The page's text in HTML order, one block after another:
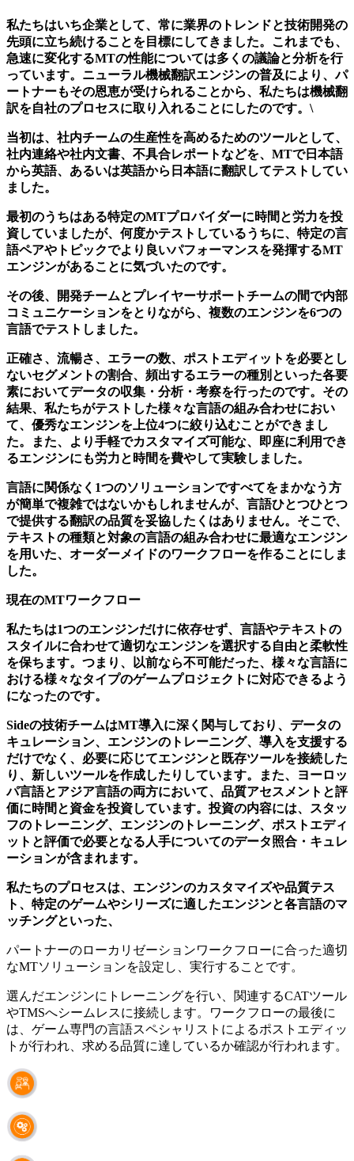
私たちはいち企業として、常に業界のトレンドと技術開発の
先頭に立ち続けることを目標にしてきました。これまでも、
急速に変化するMTの性能については多くの議論と分析を行
っています。ニューラル機械翻訳エンジンの普及により、パ
ートナーもその恩恵が受けられることから、私たちは機械翻
訳を自社のプロセスに取り入れることにしたのです。\
当初は、社内チームの生産性を高めるためのツールとして、
社内連絡や社内文書、不具合レポートなどを、MTで日本語
から英語、あるいは英語から日本語に翻訳してテストしてい
ました。
最初のうちはある特定のMTプロバイダーに時間と労力を投
資していましたが、何度かテストしているうちに、特定の言
語ペアやトピックでより良いパフォーマンスを発揮するMT
エンジンがあることに気づいたのです。
その後、開発チームとプレイヤーサポートチームの間で内部
コミュニケーションをとりながら、複数のエンジンを6つの
言語でテストしました。
正確さ、流暢さ、エラーの数、ポストエディットを必要とし
ないセグメントの割合、頻出するエラーの種別といった各要
素においてデータの収集・分析・考察を行ったのです。その
結果、私たちがテストした様々な言語の組み合わせにおい
て、優秀なエンジンを上位4つに絞り込むことができまし
た。また、より手軽でカスタマイズ可能な、即座に利用でき
るエンジンにも労力と時間を費やして実験しました。
言語に関係なく1つのソリューションですべてをまかなう方
が簡単で複雑ではないかもしれませんが、言語ひとつひとつ
で提供する翻訳の品質を妥協したくはありません。そこで、
テキストの種類と対象の言語の組み合わせに最適なエンジン
を用いた、オーダーメイドのワークフローを作ることにしま
した。
現在のMTワークフロー
私たちは1つのエンジンだけに依存せず、言語やテキストの
スタイルに合わせて適切なエンジンを選択する自由と柔軟性
を保ちます。つまり、以前なら不可能だった、様々な言語に
おける様々なタイプのゲームプロジェクトに対応できるよう
になったのです。
Sideの技術チームはMT導入に深く関与しており、データの
キュレーション、エンジンのトレーニング、導入を支援する
だけでなく、必要に応じてエンジンと既存ツールを接続した
り、新しいツールを作成したりしています。また、ヨーロッ
パ言語とアジア言語の両方において、品質アセスメントと評
価に時間と資金を投資しています。投資の内容には、スタッ
フのトレーニング、エンジンのトレーニング、ポストエディ
ットと評価で必要となる人手についてのデータ照合・キュレ
ーションが含まれます。
私たちのプロセスは、エンジンのカスタマイズや品質テス
ト、特定のゲームやシリーズに適したエンジンと各言語のマ
ッチングといった、
パートナーのローカリゼーションワークフローに合った適切
なMTソリューションを設定し、実行することです。
選んだエンジンにトレーニングを行い、関連するCATツール
やTMSへシームレスに接続します。ワークフローの最後に
は、ゲーム専門の言語スペシャリストによるポストエディッ
トが行われ、求める品質に達しているか確認が行われます。